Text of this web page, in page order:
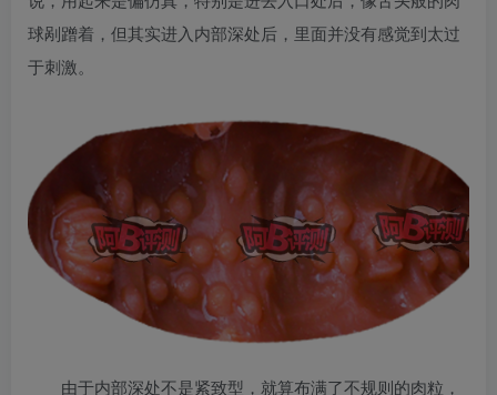
球剐蹭着，但其实进入内部深处后，里面并没有感觉到太过
于刺激。
由于内部深处不是紧致型，就算布满了不规则的肉粒，